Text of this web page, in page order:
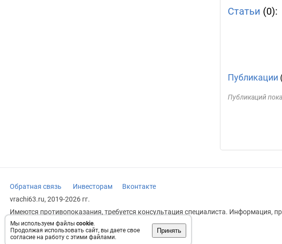
Мы используем файлы cookie.
Продолжая использовать сайт, вы даете свое
согласие на работу с этими файлами.
Принять
Статьи (0):
Публикации
Публикаций
Обратная связь Инвесторам
Вконтакте
vrachi63.ru, 2019-2026 гг.
Имеются противопоказания, требуется консультация специалиста. Информация,
заменяет прием врача.
Возрастное ограничение: 18+